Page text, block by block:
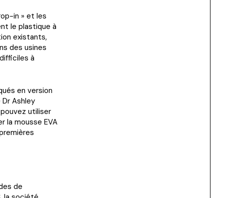
in » et les
le plastique à
existants,
des usines
à
en version
Ashley
utiliser
la mousse EVA
de